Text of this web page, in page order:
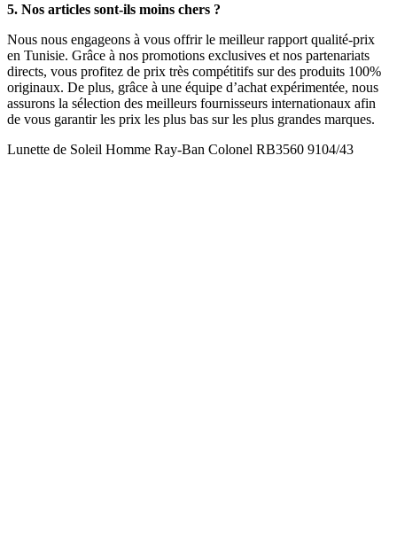
5. Nos articles sont-ils moins chers ?
Nous nous engageons à vous offrir le meilleur rapport qualité-prix
en Tunisie. Grâce à nos promotions exclusives et nos partenariats
directs, vous profitez de prix très compétitifs sur des produits 100%
originaux. De plus, grâce à une équipe d’achat expérimentée, nous
assurons la sélection des meilleurs fournisseurs internationaux afin
de vous garantir les prix les plus bas sur les plus grandes marques.
Lunette de Soleil Homme Ray-Ban Colonel RB3560 9104/43